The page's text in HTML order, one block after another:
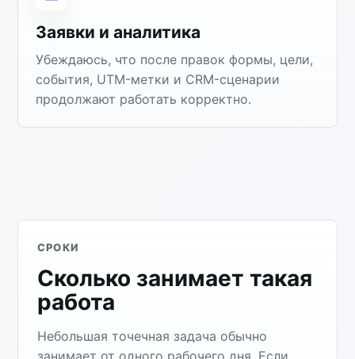
Заявки и аналитика
Убеждаюсь, что после правок формы, цели,
события, UTM-метки и CRM-сценарии
продолжают работать корректно.
СРОКИ
Сколько занимает такая
работа
Небольшая точечная задача обычно
занимает от одного рабочего дня. Если